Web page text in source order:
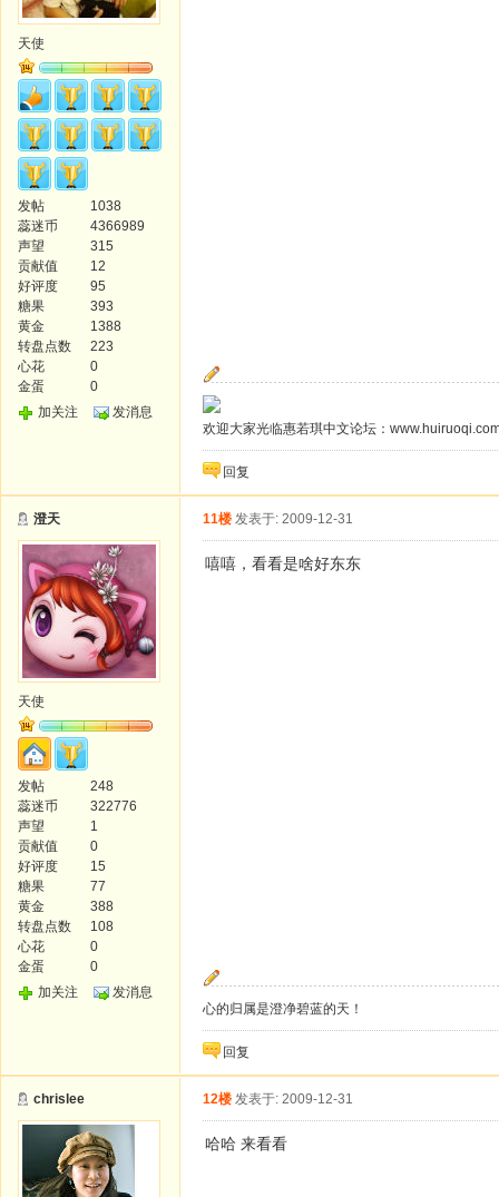
天使
发帖
1038
蕊迷币
4366989
声望
315
贡献值
12
好评度
95
糖果
393
黄金
1388
转盘点数
223
心花
0
金蛋
0
加关注
发消息
欢迎大家光临惠若琪中文论坛：
回复
澄天
天使
发帖
248
蕊迷币
322776
声望
1
贡献值
0
好评度
15
糖果
77
黄金
388
转盘点数
108
心花
0
金蛋
0
加关注
发消息
11楼 发表于: 2009-12-31
嘻嘻，看看是啥好东东
心的归属是澄净碧蓝的天！
回复
chrislee 12楼 发表于: 2009-12-31
哈哈 来看看